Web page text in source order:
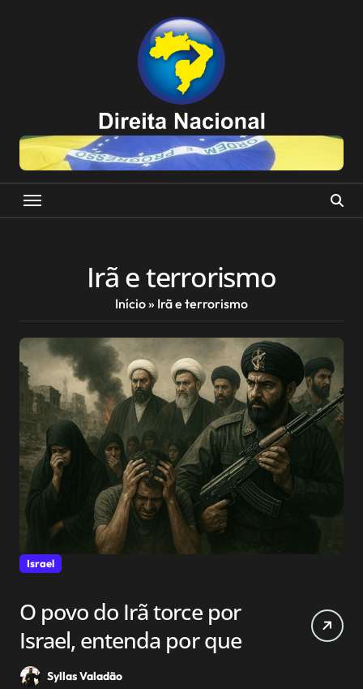
Irã e terrorismo
Início» Irã e terrorismo
Israel
O povo do Irã torce por
Israel, entenda por que
Syllas Valadão